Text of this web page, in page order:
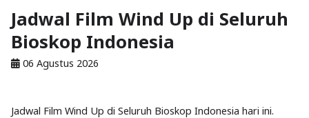
Jadwal Film Wind Up di Seluruh
Bioskop Indonesia
06 Agustus 2026
Jadwal Film Wind Up di Seluruh Bioskop Indonesia hari ini.